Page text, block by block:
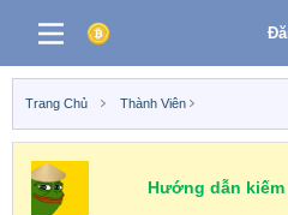
Trang Chủ Thành Viên
Hướng dẫn